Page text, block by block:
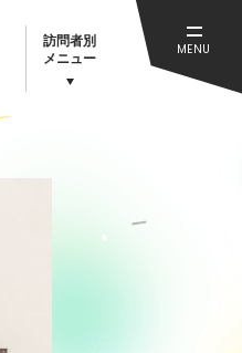
訪問者別
メニュー
MENU